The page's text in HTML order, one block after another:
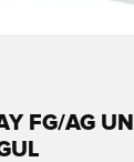
FG/AG